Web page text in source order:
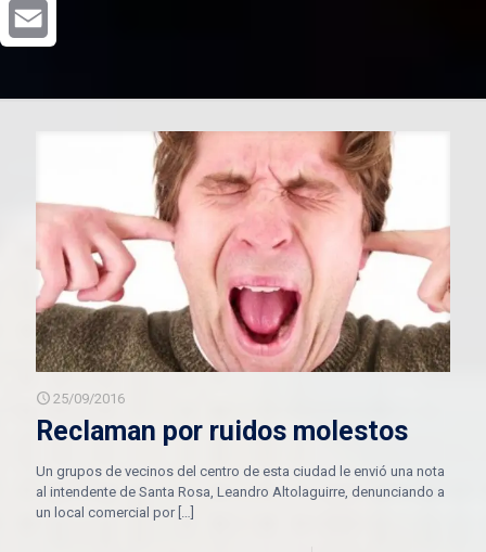
25/09/2016
Reclaman por ruidos molestos
Un grupos de vecinos del centro de esta ciudad le envió una nota
al intendente de Santa Rosa, Leandro Altolaguirre, denunciando a
un local comercial por[…]
LinkedIn